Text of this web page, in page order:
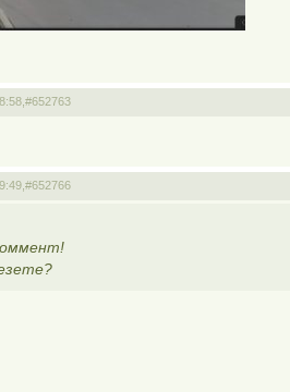
#652763
#652766